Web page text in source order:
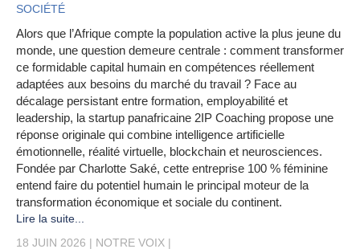
SOCIÉTÉ
Alors que l’Afrique compte la population active la plus jeune du
monde, une question demeure centrale : comment transformer
ce formidable capital humain en compétences réellement
adaptées aux besoins du marché du travail ? Face au
décalage persistant entre formation, employabilité et
leadership, la startup panafricaine 2IP Coaching propose une
réponse originale qui combine intelligence artificielle
émotionnelle, réalité virtuelle, blockchain et neurosciences.
Fondée par Charlotte Saké, cette entreprise 100 % féminine
entend faire du potentiel humain le principal moteur de la
transformation économique et sociale du continent.
Lire la suite...
18 JUIN 2026
NOTRE VOIX